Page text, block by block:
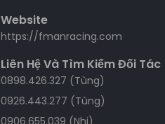
Website
https://fmanracing.com
Liên Hệ Và Tìm Kiếm Đối Tác
0898.426.327 (Tùng)
0926.443.277 (Tùng)
0906.655.039 (Nhi)